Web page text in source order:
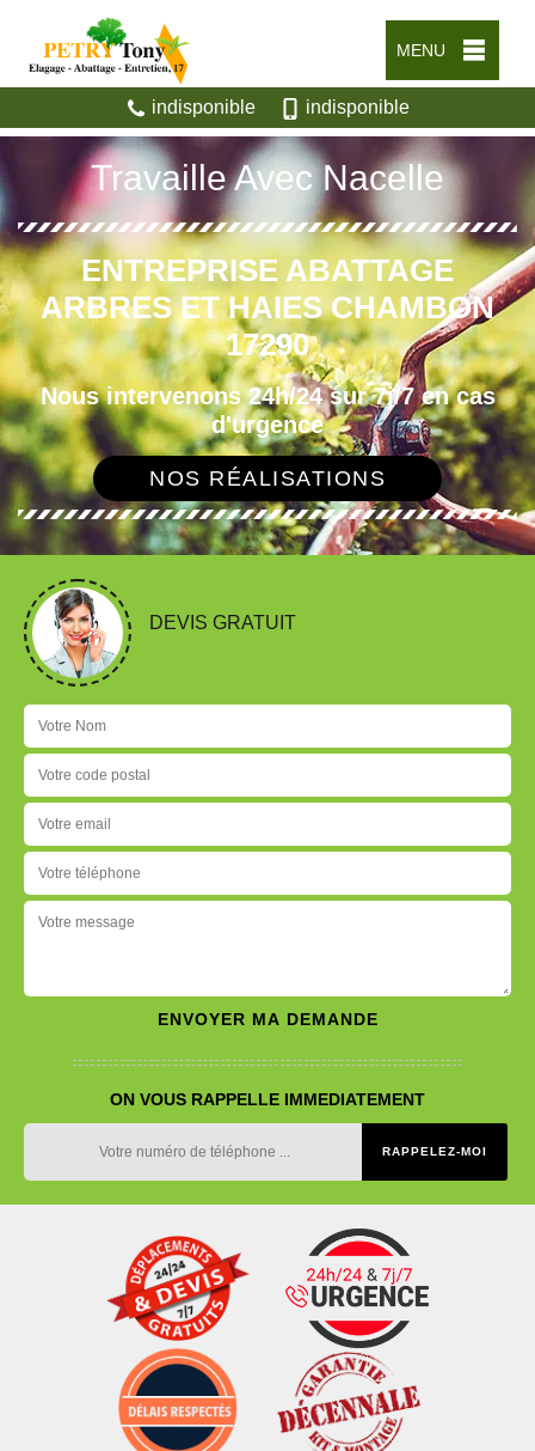
MENU
indisponible indisponible
Travaille Avec Nacelle
ENTREPRISE ABATTAGE
ARBRES ET HAIES CHAMBON
17290
Nous intervenons 24h/24 sur 7j/7 en cas
d'urgence
NOS RÉALISATIONS
DEVIS GRATUIT
ON VOUS RAPPELLE IMMEDIATEMENT